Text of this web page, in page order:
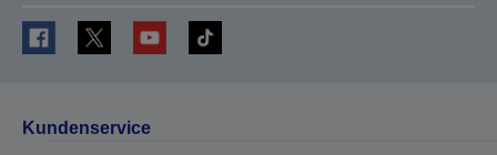
Kundenservice